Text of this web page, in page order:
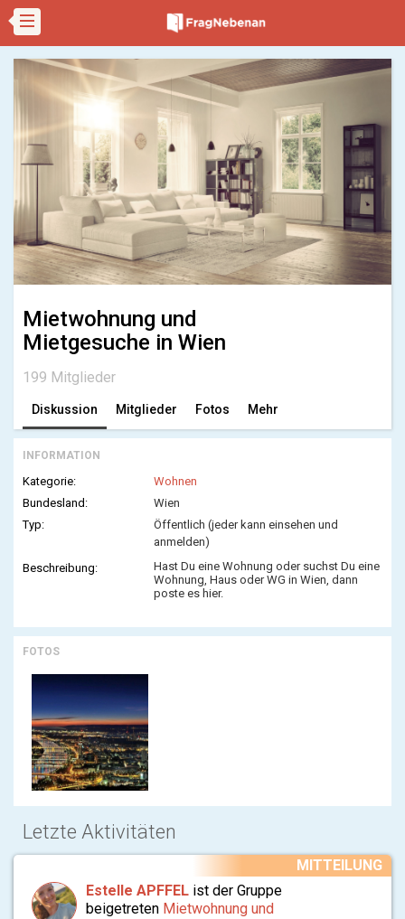
Mietwohnung und
Mietgesuche in Wien
199 Mitglieder
Diskussion Mitglieder Fotos Mehr
INFORMATION
Kategorie:
Wohnen
Bundesland:
Wien
Typ:
Öffentlich (jeder kann einsehen und
anmelden)
Beschreibung:
Hast Du eine Wohnung oder suchst Du eine
Wohnung, Haus oder WG in Wien, dann
poste es hier.
FOTOS
Letzte Aktivitäten
MITTEILUNG
Estelle APFFEL ist der Gruppe
beigetreten Mietwohnung und